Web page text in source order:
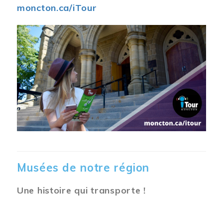
moncton.ca/iTour
Musées de notre région
Une histoire qui transporte !